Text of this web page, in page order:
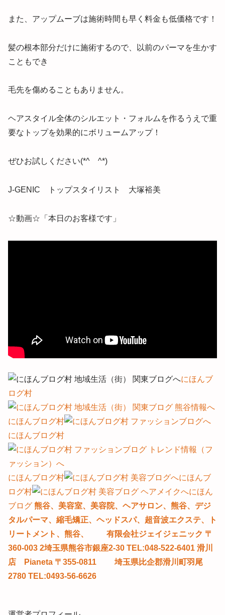
また、アップムーブは施術時間も早く料金も低価格です！
髪の根本部分だけに施術するので、以前のパーマを生かす
こともでき
毛先を傷めることもありません。
ヘアスタイル全体のシルエット・フォルムを作るうえで重
要なトップを効果的にボリュームアップ！
ぜひお試しください(*^ ^*)
J-GENIC トップスタイリスト 大塚裕美
☆動画☆「本日のお客様です」
にほんブ
ログ村
にほんブログ村
にほんブログ村
にほんブログ村
にほんブ
ログ村
にほん
ブログ 熊谷、美容室、美容院、ヘアサロン、熊谷、デジ
タルパーマ、縮毛矯正、ヘッドスパ、超音波エクステ、ト
リートメント、熊谷、 有限会社ジェイジェニック 〒
360-003 2埼玉県熊谷市銀座2-30 TEL:048-522-6401 滑川
店 Pianeta 〒355-0811 埼玉県比企郡滑川町羽尾
2780 TEL:0493-56-6626